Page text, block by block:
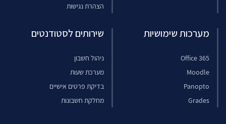
הצהרת נגישות
מערכות שימושיות
Office 365
Moodle
Panopto
Grades
שירותים לסטודנטים
ניהול חשבון
מערכת שעות
בדיקת פרטים אישיים
מחלקת חשבונות